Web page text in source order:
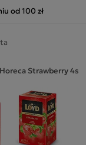
od 100 zł
Strawberry 4szt